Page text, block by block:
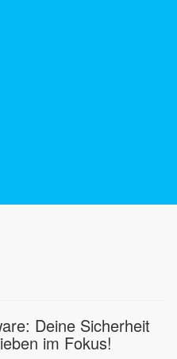
Deine Sicherheit
im Fokus!